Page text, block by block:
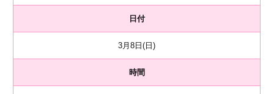
日付
3月8日(日)
時間